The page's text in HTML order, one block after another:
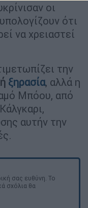
οι
ότι
να χρειαστεί
την
ξηρασία, αλλά η
Μπόου, από
αυτήν την
σας ευθύνη. Το
σχόλια θα